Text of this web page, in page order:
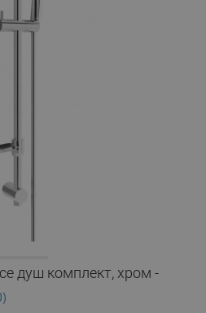
душ комплект, хром -